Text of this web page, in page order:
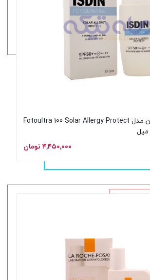
ضد آفتاب ایزدین مدل Fotoultra 100 Solar Allergy Protect
۴,۴۵۰,۰۰۰ تومان